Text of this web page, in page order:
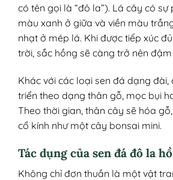
có tên gọi là “đô la”). Lá cây có sự
màu xanh ở giữa và viền màu
nhạt ở mép lá. Khi được tiếp xúc
trời, sắc hồng sẽ càng trở nên
Khác với các loại sen đá dạng
triển theo dạng thân gỗ, mọc bụi
Theo thời gian, thân cây sẽ hóa
cổ kính như một cây bonsai mini.
Tác dụng của sen đá đô la
Không chỉ đơn thuần là một vật